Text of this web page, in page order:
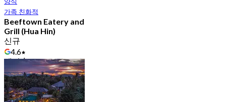
가족 친화적
Beeftown Eatery and
Grill (Hua Hin)
신규
4.6
에서฿ 745